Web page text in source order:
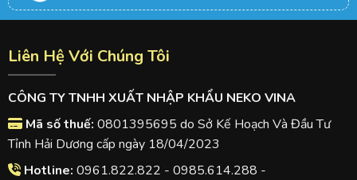
Liên Hệ Với Chúng Tôi
CÔNG TY TNHH XUẤT NHẬP KHẨU NEKO VINA
Mã số thuế: 0801395695 do Sở Kế Hoạch Và Đầu Tư
Tỉnh Hải Dương cấp ngày 18/04/2023
Hotline: 0961.822.822 - 0985.614.288 -